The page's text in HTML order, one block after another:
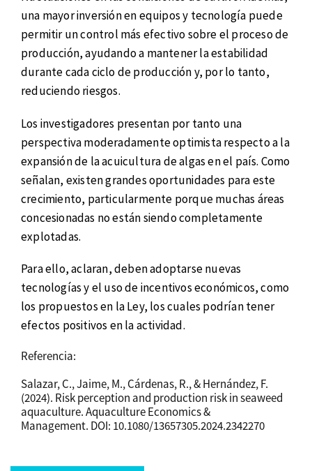
una mayor inversión en equipos y tecnología puede
permitir un control más efectivo sobre el proceso de
producción, ayudando a mantener la estabilidad
durante cada ciclo de producción y, por lo tanto,
reduciendo riesgos.
Los investigadores presentan por tanto una
perspectiva moderadamente optimista respecto a la
expansión de la acuicultura de algas en el país. Como
señalan, existen grandes oportunidades para este
crecimiento, particularmente porque muchas áreas
concesionadas no están siendo completamente
explotadas.
Para ello, aclaran, deben adoptarse nuevas
tecnologías y el uso de incentivos económicos, como
los propuestos en la Ley, los cuales podrían tener
efectos positivos en la actividad.
Referencia:
Salazar, C., Jaime, M., Cárdenas, R., & Hernández, F.
(2024). Risk perception and production risk in seaweed
aquaculture. Aquaculture Economics &
Management. DOI: 10.1080/13657305.2024.2342270